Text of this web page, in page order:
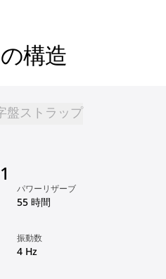
構造
盤ストラップ
パワーリザーブ
55 時間
振動数
4 Hz